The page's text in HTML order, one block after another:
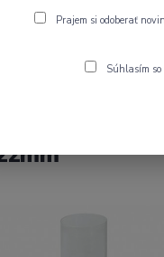
22mm
Prajem si odoberať
Súhlasím so